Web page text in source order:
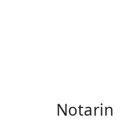
Notarin